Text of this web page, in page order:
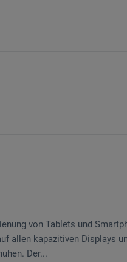
von Tablets und
allen kapazitiven Displays
Der...